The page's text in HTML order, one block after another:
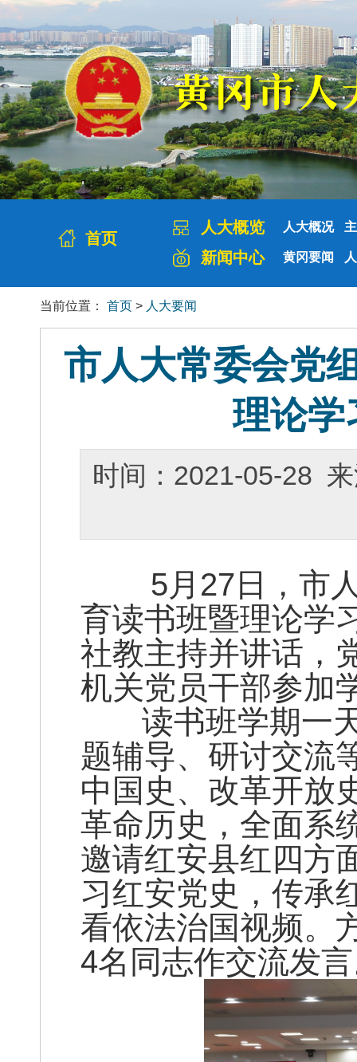
首页
人大概览 人大概况
新闻中心 黄冈要闻
当前位置： 首页 > 人大要闻
市人大常委会党
理论学
时间：2021-05-28
5月27日，市人
育读书班暨理论学
社教主持并讲话，
机关党员干部参加
读书班学期一天
题辅导、研讨交流
中国史、改革开放
革命历史，全面系
邀请红安县红四方
习红安党史，传承
看依法治国视频。
4名同志作交流发